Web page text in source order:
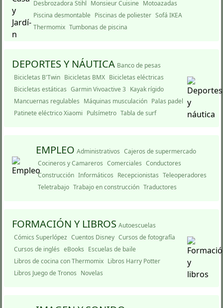
Desbrozadora Stihl Monsieur Cuisine Motoazadas
Piscina desmontable Piscinas de poliester Sofá IKEA
Thermomix Tumbonas de piscina
DEPORTES Y NÁUTICA Banco de pesas
Bicicletas B'Twin Bicicletas BMX Bicicletas eléctricas
Bicicletas estáticas Garmin Vivoactive 3 Kayak rí­gido
Mancuernas regulables Máquinas musculación Palas padel
Patinete eléctrico Xiaomi Pulsímetro Tabla de surf
EMPLEO Administrativos Cajeros de supermercado
Cocineros y Camareros Comerciales Conductores
Construcción Informáticos Recepcionistas Teleoperadores
Teletrabajo Trabajo en construcción Traductores
FORMACIÓN Y LIBROS Autoescuelas
Cómics Superlópez Cuentos Disney Cursos de fotografí­a
Cursos de inglés eBooks Escuelas de baile
Libros de cocina con Thermomix Libros Harry Potter
Libros Juego de Tronos Novelas